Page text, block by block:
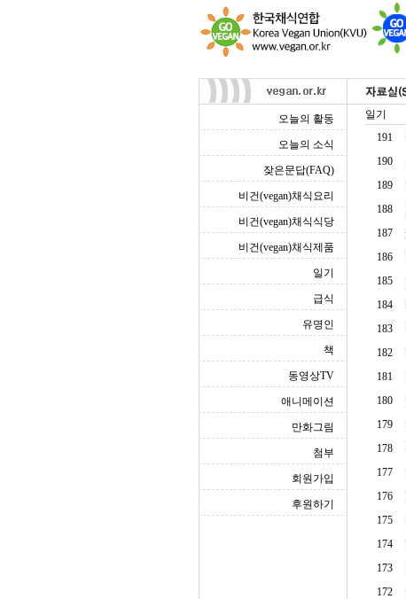
오늘의 활동
오늘의 소식
잦은문답(FAQ)
비건(vegan)채식요리
비건(vegan)채식식당
비건(vegan)채식제품
일기
급식
유명인
책
동영상TV
애니메이션
만화그림
첨부
회원가입
후원하기
일기
191
190
189
188
187
186
185
184
183
182
181
180
179
178
177
176
175
174
173
172